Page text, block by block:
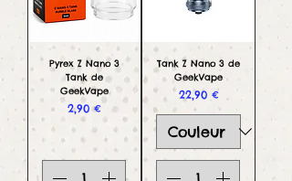
Pyrex Z Nano 3
Tank de
GeekVape
Prix
2,90 €
Tank Z Nano 3 de
GeekVape
Prix
22,90 €